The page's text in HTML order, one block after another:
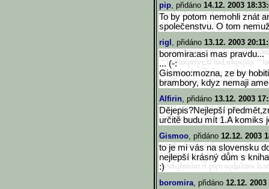
pip, přidáno 14.12. 2003
To by potom nemohli znát
společenstvu. O tom
rigl , přidáno 13.12. 2003
boromira:asi mas pravdu...
... (-:
Gismoo:mozna, ze by
brambory, kdyz nemaji
Alfirin, přidáno 13.12. 2003
Dějepis?Nejlepší
určitě budu mít 1.A komiks
Gismoo, přidáno 12.12. 2003
to je mi vás na slovensku
nejlepší krásný dům s
:)
boromira, přidáno 12.12. 2003